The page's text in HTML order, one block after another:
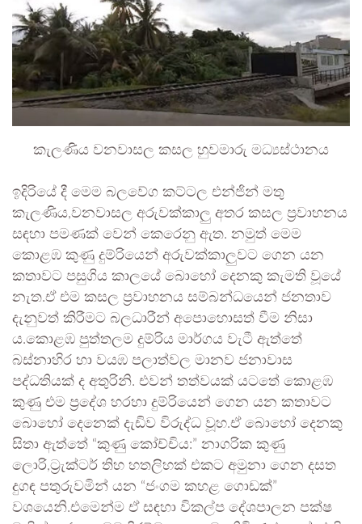
කැලණිය වනවාසල කසල හුවමාරු මධ්‍යස්ථානය
ඉදිරියේ දී මෙම බලවේග කට්ටල එන්ජින් මතු
කැලණිය,වනවාසල අරුවක්කාලු අතර කසල ප්‍රවාහනය
සඳහා පමණක් වෙන් කෙරෙනු ඇත. නමුත් මෙම
කොළඹ කුණු දුම්රියෙන් අරුවක්කාලුවට ගෙන යන
කතාවට පසුගිය කාලයේ බොහෝ දෙනකු කැමති වූයේ
නැත.ඒ එම කසල ප්‍රවාහනය සම්බන්ධයෙන් ජනතාව
දැනුවත් කිරීමට බලධාරීන් අපොහොසත් වීම නිසා
ය.කොළඹ පුත්තලම දුම්රිය මාර්ගය වැටී ඇත්තේ
බස්නාහිර හා වයඹ පලාත්වල මානව ජනාවාස
පද්ධතියක් ද අතුරිනි. එවන් තත්වයක් යටතේ කොළඹ
කුණු එම ප්‍රදේශ හරහා දුම්රියෙන් ගෙන යන කතාවට
බොහෝ දෙනෙක් දැඩිව විරුද්ධ වූහ.ඒ බොහෝ දෙනකු
සිතා ඇත්තේ “කුණු කෝච්චිය:” නාගරික කුණු
ලොරි,ට්‍රැක්ටර් තිහ හතලිහක් එකට අමුනා ගෙන දසත
දුගඳ පතුරුවමින් යන “ජංගම කහළ ගොඩක්”
වශයෙනි.එමෙන්ම ඒ සඳහා විකල්ප දේශපාලන පක්ෂ